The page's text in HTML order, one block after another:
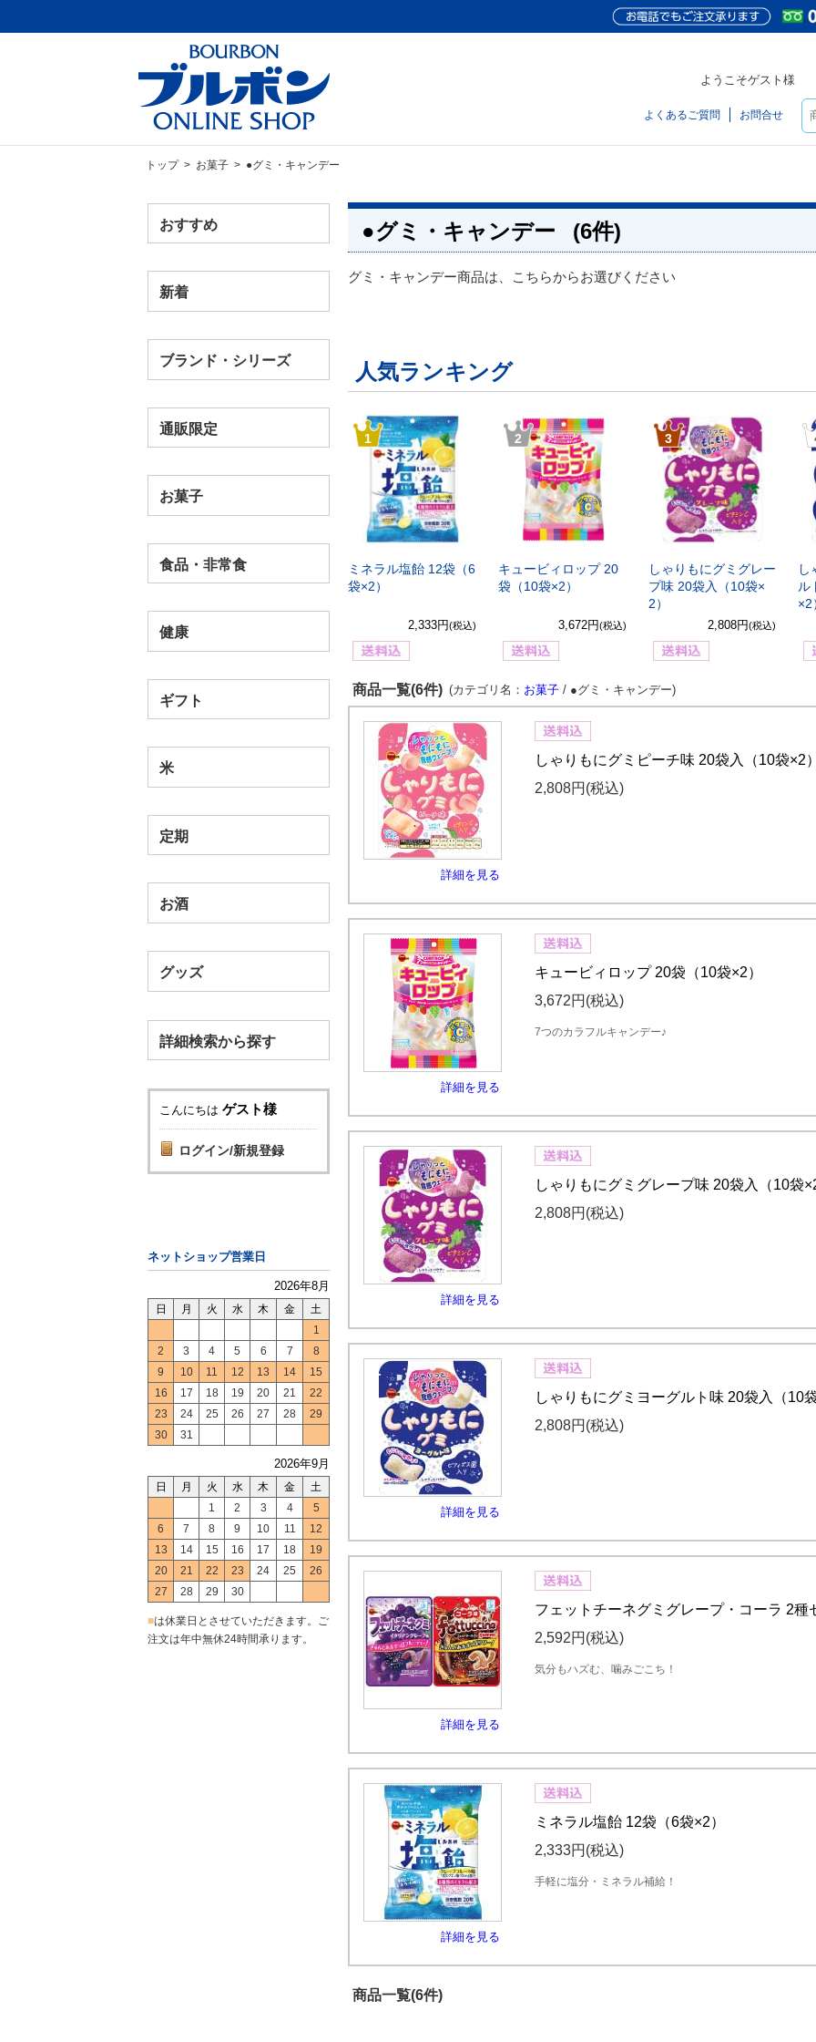
ようこそゲスト様
よくあるご質問 お問合せ
トップ> お菓子> ●グミ・キャンデー
おすすめ
新着
ブランド・シリーズ
通販限定
お菓子
食品・非常食
健康
ギフト
米
定期
お酒
グッズ
詳細検索から探す
こんにちは ゲスト様
ログイン/新規登録
ネットショップ営業日
2026年8月
日 月 火 水 木 金
土
1
2
3 4 5 6 7
8
9
10 11 12 13 14
15
16
17 18 19 20 21
22
23
24 25 26 27 28
29
30
31
2026年9月
日 月 火 水 木 金
土
1
2 3 4
5
6
7 8 9 10 11
12
13
14 15 16 17 18
19
20
21 22 23 24 25
26
27
28 29 30
■は休業日とさせていただきます。ご
注文は年中無休24時間承ります。
●グミ・キャンデー (6件)
グミ・キャンデー商品は、こちらからお選びください
人気ランキング
1
ミネラル塩飴 12袋（6
袋×2）
2,333円(税込)
2
キュービィロップ 20
袋（10袋×2）
3,672円(税込)
3
しゃりもにグミグレー
プ味 20袋入（10袋×
2）
2,808円(税込)
し
ル
×2
商品一覧(6件) (カテゴリ名： お菓子 / ●グミ・キャンデー)
詳細を見る
しゃりもにグミピーチ味 20袋入（10袋×2
2,808円 (税込)
詳細を見る
キュービィロップ 20袋（10袋×2）
3,672円 (税込)
7つのカラフルキャンデー♪
詳細を見る
しゃりもにグミグレープ味 20袋入（10袋
2,808円 (税込)
詳細を見る
しゃりもにグミヨーグルト味 20袋入（10
2,808円 (税込)
詳細を見る
フェットチーネグミグレープ・コーラ 2種
2,592円 (税込)
気分もハズむ、噛みごこち！
詳細を見る
ミネラル塩飴 12袋（6袋×2）
2,333円 (税込)
手軽に塩分・ミネラル補給！
商品一覧(6件)